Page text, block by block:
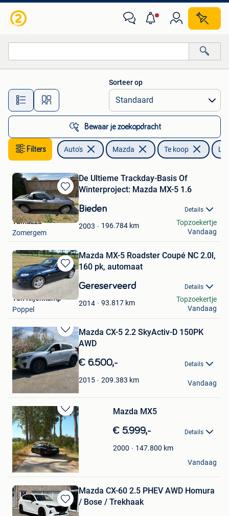
Alle afstanden…
Sorteer op
Bewaar je zoekopdracht
Filters Auto's Mazda Te koop
Bewaren
in
Mijn
Favorieten
De Ultieme Trackday-Basis Of
Winterproject: Mazda MX-5 1.6
Bieden Details
2003 196.784 km
Tamazza
Zomergem
Topzoekertje
Vandaag
Bewaren
in
Favorieten
Mazda MX-5 Roadster Coupé NC 2.0l,
160 pk, automaat
Gereserveerd Details
2014 93.817 km
Ton Nijenkamp
Poppel
Topzoekertje
Vandaag
Bewaren
in
Mijn
Favorieten
Mazda CX-5 2.2 SkyActiv-D 150PK
AWD
€ 6.500,- Details
2015 209.383 km
Rafaël Nulens
Nieuwerkerken
Vandaag
Bewaren
in
Mijn
Favorieten
Mazda MX5
€ 5.999,- Details
2000 147.800 km
Erwin
Assenede
Vandaag
Bewaren
Mazda CX-60 2.5 PHEV AWD Homura
/ Bose / Trekhaak